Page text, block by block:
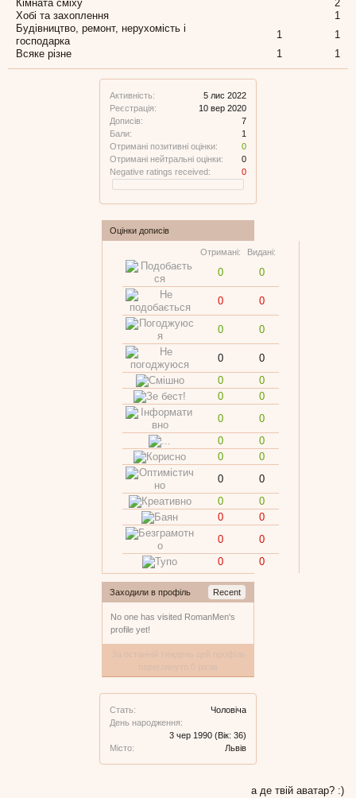
Активність:
5 лис 2022
Реєстрація:
10 вер 2020
Дописів:
7
Бали:
1
Отримані позитивні оцінки:
0
Отримані нейтральні оцінки:
0
Negative ratings received:
0
Оцінки дописів
Отримані: Видані:
0 0
0 0
0 0
0
0
0
0
0
0
0
0
0
0
0
0
0
0
0
0
0
0
0
0
0
0
Заходили в профіль Recent
No one has visited RomanMen's
profile yet!
Стать:
Чоловіча
День народження:
3 чер 1990 (Вік: 36)
Місто:
Львiв
Кімната сміху
2
Хобі та захоплення
1
Будівництво, ремонт, нерухомість і
господарка
1
1
Всяке різне
1 1
а де твій аватар? :)